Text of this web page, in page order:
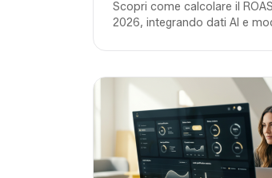
Scopri come calcolare il
2026, integrando dati AI e
business in Italia.